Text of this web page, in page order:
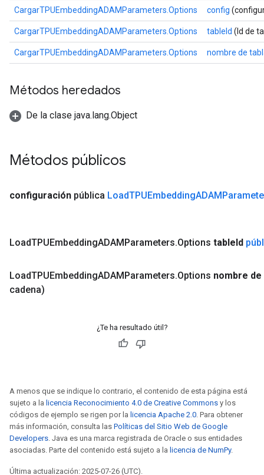
CargarTPUEmbeddingADAMParameters.Options config
CargarTPUEmbeddingADAMParameters.Options tableId (Id de
CargarTPUEmbeddingADAMParameters.Options nombre de
Métodos heredados
De la clase java.lang.Object
Métodos públicos
configuración pública LoadTPUEmbedding
LoadTPUEmbeddingADAMParameters.Options tableId
LoadTPUEmbeddingADAMParameters.Options nombre de
cadena)
¿Te ha resultado útil?
A menos que se indique lo contrario, el contenido de esta página está
sujeto a la licencia Reconocimiento 4.0 de Creative Commons y los
códigos de ejemplo se rigen por la licencia Apache 2.0. Para obtener
más información, consulta las Políticas del Sitio Web de Google
Developers. Java es una marca registrada de Oracle o sus entidades
asociadas. Parte del contenido está sujeto a la licencia de NumPy.
Última actualización: 2025-07-26 (UTC).